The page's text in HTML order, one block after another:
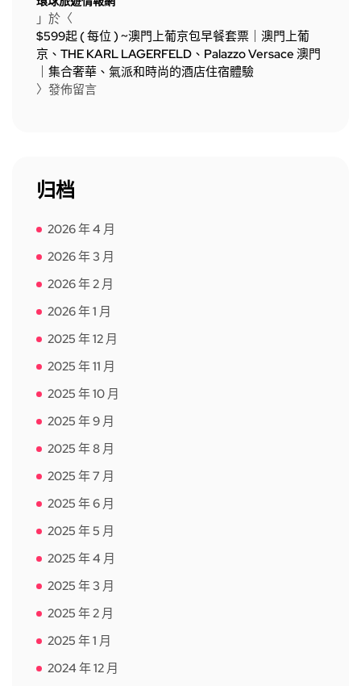
」於〈
$599起 ( 每位 ) ~澳門上葡京包早餐套票｜澳門上葡
京、THE KARL LAGERFELD、Palazzo Versace 澳門
｜集合奢華、氣派和時尚的酒店住宿體驗
〉發佈留言
归档
2026 年 4 月
2026 年 3 月
2026 年 2 月
2026 年 1 月
2025 年 12 月
2025 年 11 月
2025 年 10 月
2025 年 9 月
2025 年 8 月
2025 年 7 月
2025 年 6 月
2025 年 5 月
2025 年 4 月
2025 年 3 月
2025 年 2 月
2025 年 1 月
2024 年 12 月